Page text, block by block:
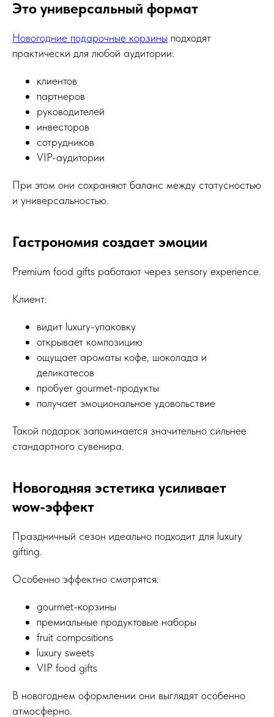
Это универсальный формат
Новогодние подарочные корзины подходят
практически для любой аудитории:
клиентов
партнеров
руководителей
инвесторов
сотрудников
VIP-аудитории
При этом они сохраняют баланс между статусностью
и универсальностью.
Гастрономия создает эмоции
Premium food gifts работают через sensory experience.
Клиент:
видит luxury-упаковку
открывает композицию
ощущает ароматы кофе, шоколада и
деликатесов
пробует gourmet-продукты
получает эмоциональное удовольствие
Такой подарок запоминается значительно сильнее
стандартного сувенира.
Новогодняя эстетика усиливает
wow-эффект
Праздничный сезон идеально подходит для luxury
gifting.
Особенно эффектно смотрятся:
gourmet-корзины
премиальные продуктовые наборы
fruit compositions
luxury sweets
VIP food gifts
В новогоднем оформлении они выглядят особенно
атмосферно.